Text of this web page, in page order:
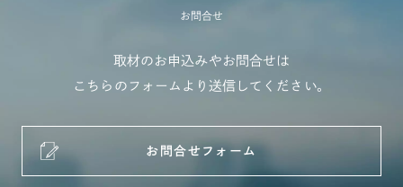
お問合せ
取材のお申込みやお問合せは
こちらのフォームより送信してください。
お問合せフォーム